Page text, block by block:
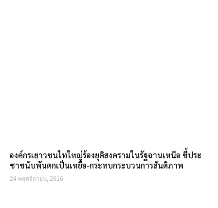
องค์กรเยาวชนไทใหญ่ร้องยุติสงครามในรัฐฉานเหนือ ชี้ประ
ชาชนับพันตกเป็นเหยื่อ-กระทบกระบวนการสันติภาพ
24 พฤศจิกายน, 2016